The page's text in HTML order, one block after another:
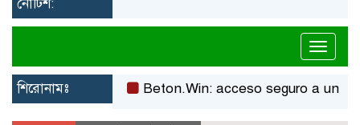
নোটিশ:
শিরোনামঃ Beton.Win: acceso seguro a un